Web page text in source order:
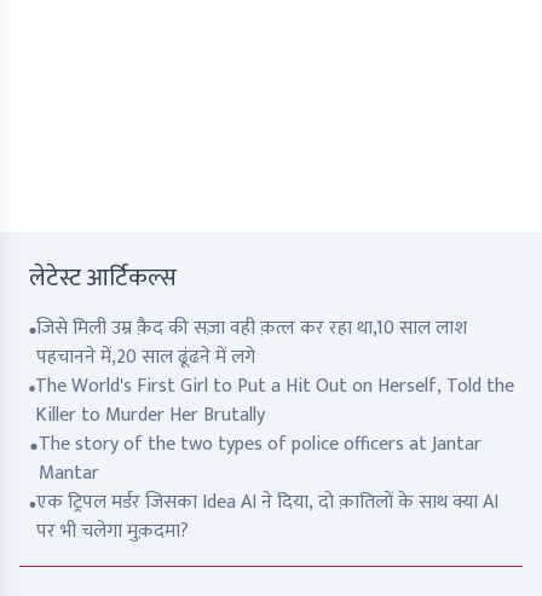
लेटेस्ट आर्टिकल्स
जिसे मिली उम्र क़ैद की सज़ा वही क़त्ल कर रहा था,10 साल लाश
पहचानने में,20 साल ढूंढने में लगे
The World's First Girl to Put a Hit Out on Herself, Told the
Killer to Murder Her Brutally
The story of the two types of police officers at Jantar
Mantar
एक ट्रिपल मर्डर जिसका Idea AI ने दिया, दो क़ातिलों के साथ क्या AI
पर भी चलेगा मुक़दमा?